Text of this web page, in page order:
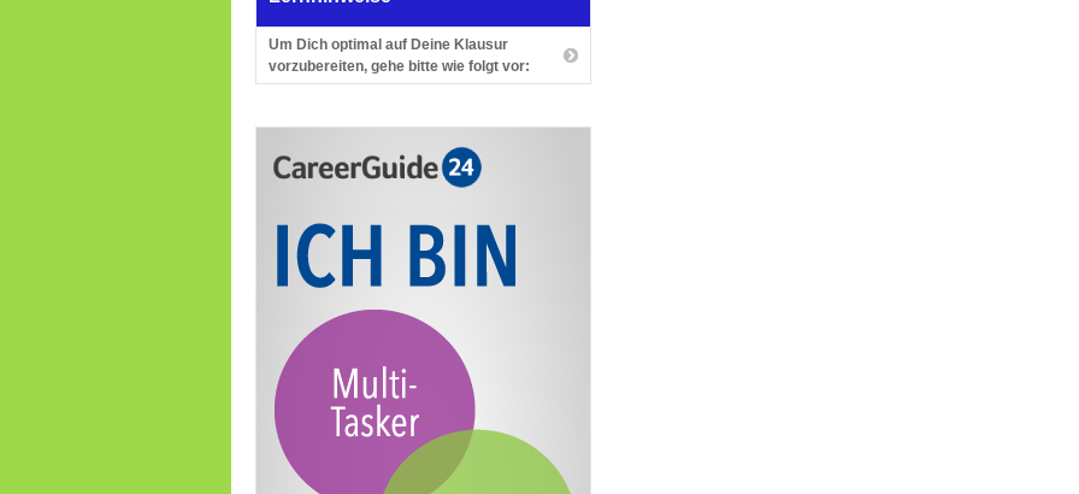
Um Dich optimal auf Deine Klausur
vorzubereiten, gehe bitte wie folgt vor: